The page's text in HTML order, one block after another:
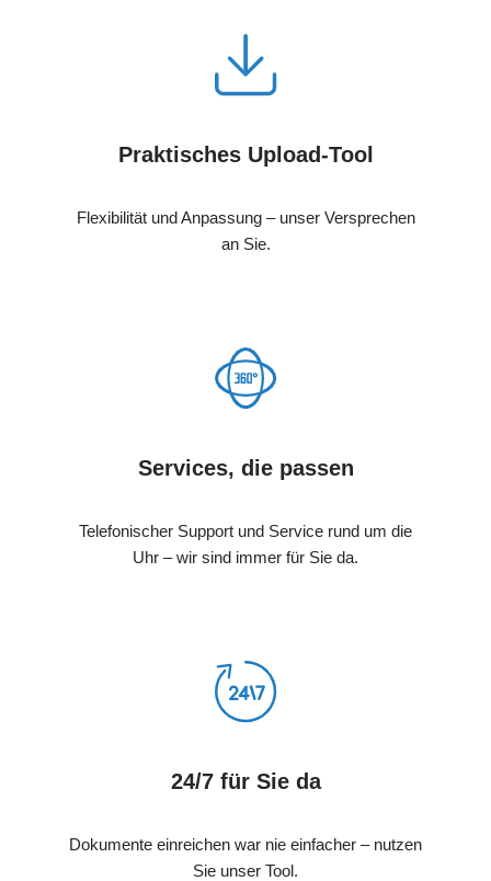
Praktisches Upload-Tool
Flexibilität und Anpassung – unser Versprechen
an Sie.
Services, die passen
Telefonischer Support und Service rund um die
Uhr – wir sind immer für Sie da.
24/7 für Sie da
Dokumente einreichen war nie einfacher – nutzen
Sie unser Tool.